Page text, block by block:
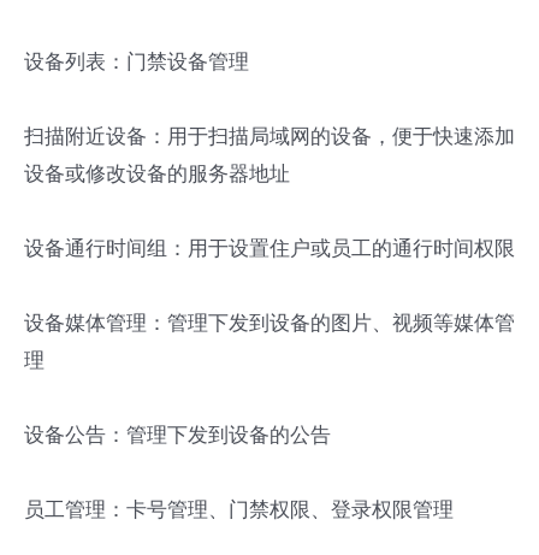
设备列表：门禁设备管理
扫描附近设备：用于扫描局域网的设备，便于快速添加
设备或修改设备的服务器地址
设备通行时间组：用于设置住户或员工的通行时间权限
设备媒体管理：管理下发到设备的图片、视频等媒体管
理
设备公告：管理下发到设备的公告
员工管理：卡号管理、门禁权限、登录权限管理